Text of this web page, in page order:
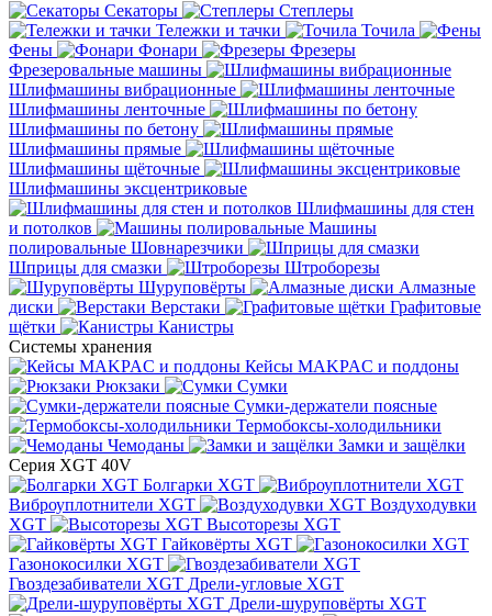
Секаторы
Степлеры
Тележки и тачки
Точила
Фены
Фонари
Фрезеры
Фрезеровальные машины
Шлифмашины вибрационные
Шлифмашины ленточные
Шлифмашины по бетону
Шлифмашины прямые
Шлифмашины щёточные
Шлифмашины эксцентриковые
Шлифмашины для стен
и потолков
Машины
полировальные Шовнарезчики
Шприцы для смазки
Штроборезы
Шуруповёрты
Алмазные
диски
Верстаки
Графитовые
щётки
Канистры
Системы хранения
Кейсы MAKPAC и поддоны
Рюкзаки
Сумки
Сумки-держатели поясные
Термобоксы-холодильники
Чемоданы
Замки и защёлки
Серия XGT 40V
Болгарки XGT
Виброуплотнители XGT
Воздуходувки
XGT
Высоторезы XGT
Гайковёрты XGT
Газонокосилки XGT
Гвоздезабиватели XGT Дрели-угловые XGT
Дрели-шуруповёрты XGT